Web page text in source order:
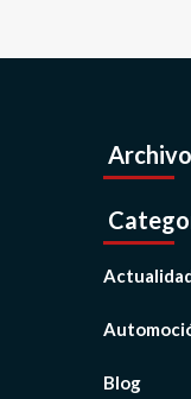
Blog